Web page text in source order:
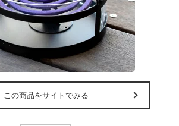
この商品をサイトでみる